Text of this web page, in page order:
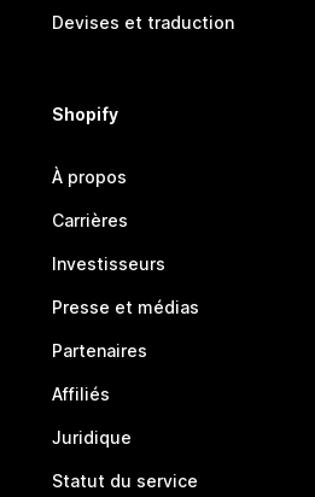
Devises et traduction
Shopify
À propos
Carrières
Investisseurs
Presse et médias
Partenaires
Affiliés
Juridique
Statut du service